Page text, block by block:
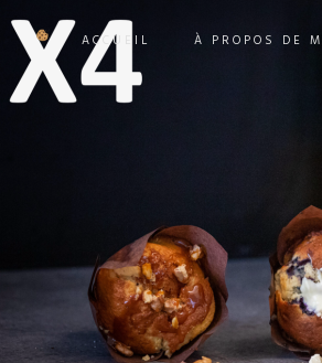
ACCUEIL À PROPOS DE